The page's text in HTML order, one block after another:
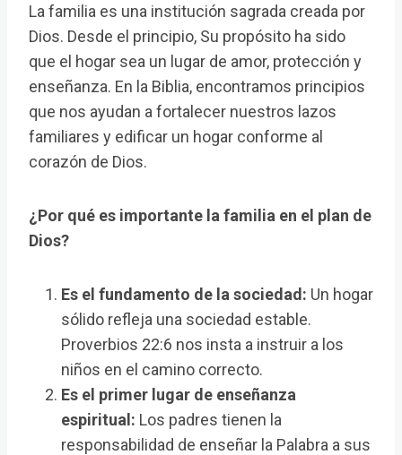
La familia es una institución sagrada creada por
Dios. Desde el principio, Su propósito ha sido
que el hogar sea un lugar de amor, protección y
enseñanza. En la Biblia, encontramos principios
que nos ayudan a fortalecer nuestros lazos
familiares y edificar un hogar conforme al
corazón de Dios.
¿Por qué es importante la familia en el plan de
Dios?
Es el fundamento de la sociedad: Un hogar
sólido refleja una sociedad estable.
Proverbios 22:6 nos insta a instruir a los
niños en el camino correcto.
Es el primer lugar de enseñanza
espiritual: Los padres tienen la
responsabilidad de enseñar la Palabra a sus